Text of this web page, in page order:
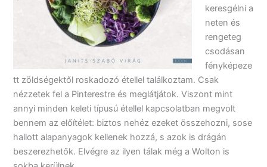
keresgélni a
neten és
rengeteg
csodásan
fényképeze
tt zöldségektől roskadozó étellel találkoztam. Csak
nézzetek fel a Pinterestre és meglátjátok. Viszont mint
annyi minden keleti típusú étellel kapcsolatban megvolt
bennem az előítélet: biztos nehéz ezeket összehozni, sose
hallott alapanyagok kellenek hozzá, s azok is drágán
beszerezhetők. Elvégre az ilyen tálak még a Wolton is